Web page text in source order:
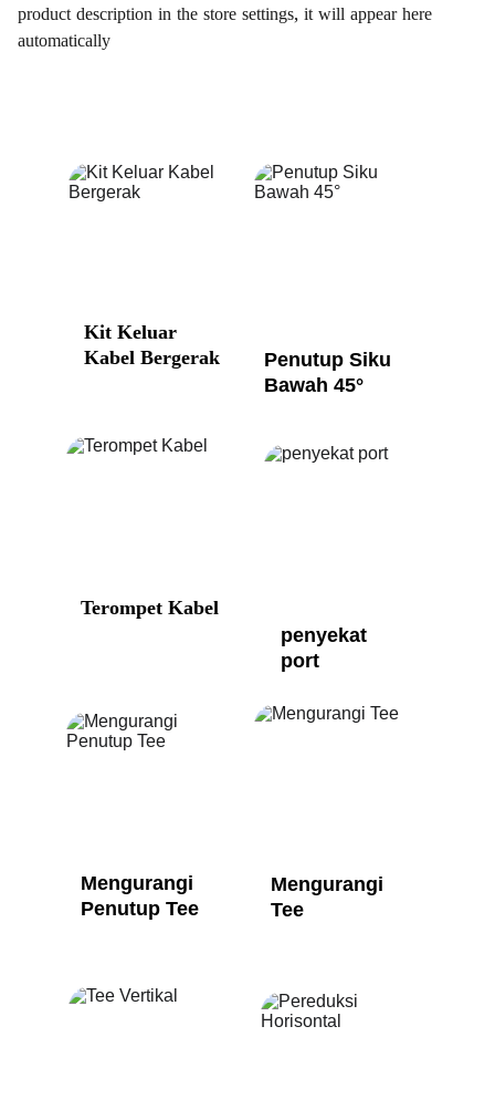
product description in the store settings, it will appear here
automatically
Penutup Siku
Bawah 45°
Mengurangi
Tee
Mengurangi
Penutup Tee
Kit Keluar
Kabel Bergerak
penyekat
port
Terompet Kabel